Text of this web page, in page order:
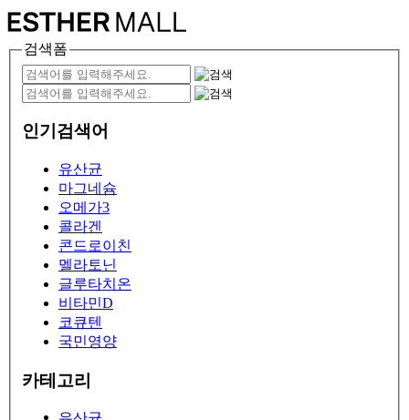
검색폼
인기검색어
유산균
마그네슘
오메가3
콜라겐
콘드로이친
멜라토닌
글루타치온
비타민D
코큐텐
국민영양
카테고리